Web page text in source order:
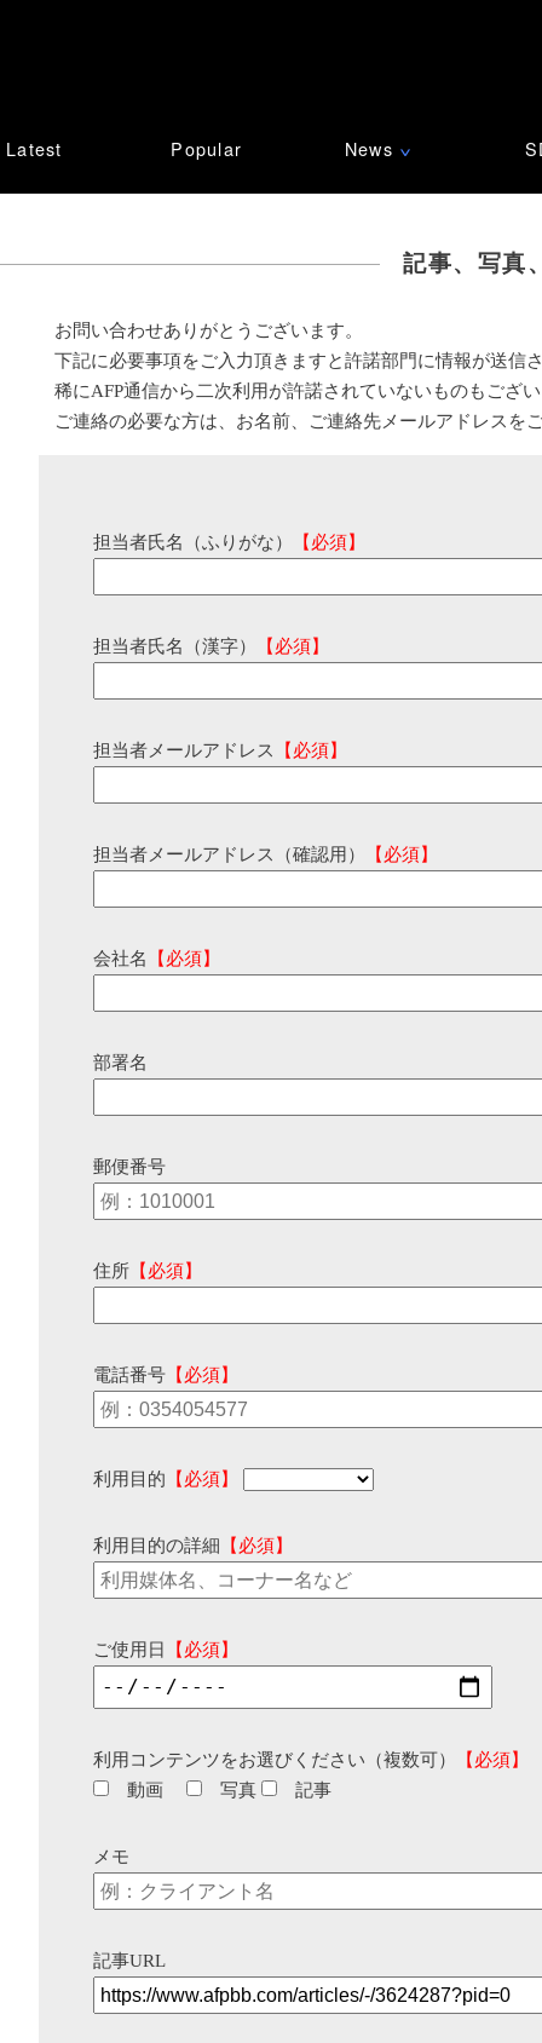
Latest Popular News ∨
記事、写真
お問い合わせありがとうございます。
下記に必要事項をご入力頂きますと許諾部門に情報が送信
稀にAFP通信から二次利用が許諾されていないものもござ
ご連絡の必要な方は、お名前、ご連絡先メールアドレスを
担当者氏名（ふりがな） 【必須】
担当者氏名（漢字） 【必須】
担当者メールアドレス 【必須】
担当者メールアドレス（確認用） 【必須】
会社名 【必須】
部署名
郵便番号
住所 【必須】
電話番号 【必須】
利用目的 【必須】
利用目的の詳細 【必須】
ご使用日 【必須】
利用コンテンツをお選びください（複数可）
【必須】
動画
写真 記事
メモ
記事URL